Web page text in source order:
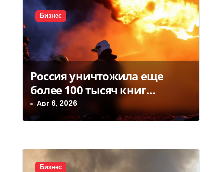
и
с
я
м
Бизнес
Россия уничтожила еще
более 100 тысяч книг
BookChef: что произошло
Авг 6, 2026
Бизнес